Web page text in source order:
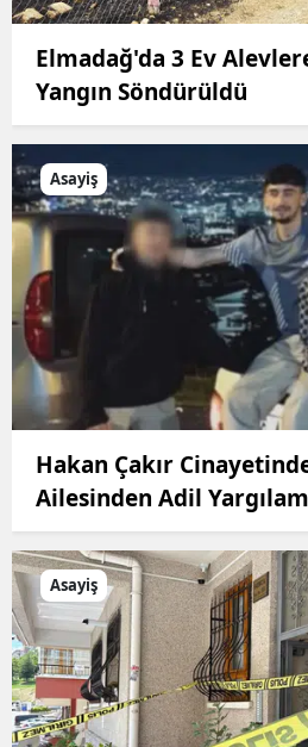
Elmadağ'da 3 Ev
Yangın Söndürüldü
Asayiş
Hakan Çakır
Ailesinden Adil
Asayiş